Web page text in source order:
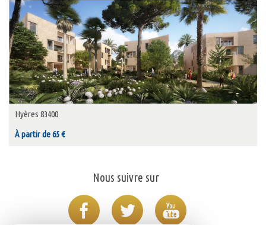
Hyères 83400
À partir de 65 €
Nous suivre sur